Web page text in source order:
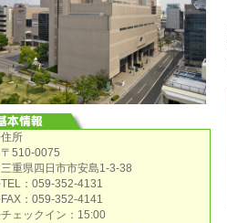
住所
〒510-0075
三重県四日市市安島1-3-38
TEL：059-352-4131
FAX：059-352-4141
チェックイン：15:00